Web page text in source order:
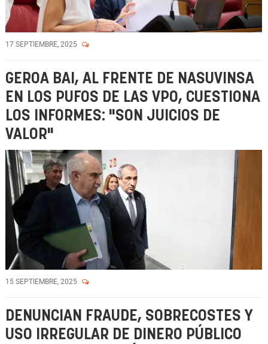
17 SEPTIEMBRE, 2025
GEROA BAI, AL FRENTE DE NASUVINSA
EN LOS PUFOS DE LAS VPO, CUESTIONA
LOS INFORMES: "SON JUICIOS DE
VALOR"
15 SEPTIEMBRE, 2025
DENUNCIAN FRAUDE, SOBRECOSTES Y
USO IRREGULAR DE DINERO PÚBLICO